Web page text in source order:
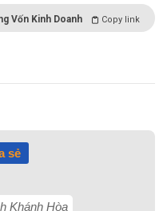
Vốn Kinh Doanh Copy link
sẻ
Khánh Hòa